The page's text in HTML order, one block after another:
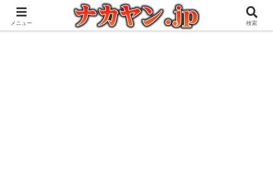
アウトドアとガジェット好きな管理人の愉快な日々を綴るブログ
メニュー 検索